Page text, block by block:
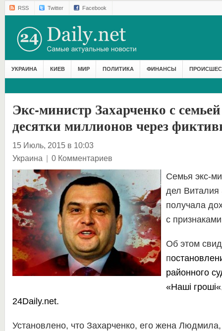
RSS Twitter Facebook
УКРАИНА КИЕВ МИР ПОЛИТИКА ФИНАНСЫ
Экс-министр Захарченко с
десятки миллионов через
15 Июль, 2015 в 10:03
Украина | 0 Комментариев
Семья экс-
дел Виталия
получала
с
Об этом
п
районного
«Наші гроші
24Daily.net.
Установлено, что Захарченко, его жена